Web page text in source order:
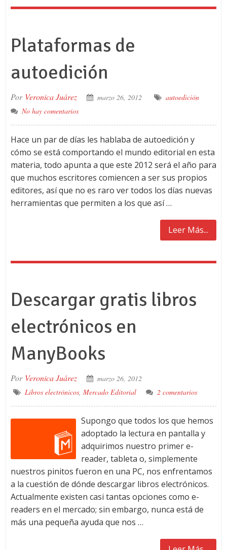
Plataformas de
autoedición
Por Veronica Juárez marzo 26, 2012
autoedición
No hay comentarios
Hace un par de días les hablaba de autoedición y
cómo se está comportando el mundo editorial en esta
materia, todo apunta a que este 2012 será el año para
que muchos escritores comiencen a ser sus propios
editores, así que no es raro ver todos los días nuevas
herramientas que permiten a los que así …
Leer Más...
Descargar gratis libros
electrónicos en
ManyBooks
Por Veronica Juárez
marzo 26, 2012
Libros electrónicos, Mercado Editorial 2 comentarios
Supongo que todos los que hemos
adoptado la lectura en pantalla y
adquirimos nuestro primer e-
reader, tableta o, simplemente
nuestros pinitos fueron en una PC, nos enfrentamos
a la cuestión de dónde descargar libros electrónicos.
Actualmente existen casi tantas opciones como e-
readers en el mercado; sin embargo, nunca está de
más una pequeña ayuda que nos …